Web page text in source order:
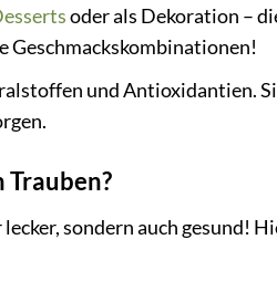
oder als Dekoration –
Geschmackskombinationen!
und Antioxidantien.
sondern auch gesund!